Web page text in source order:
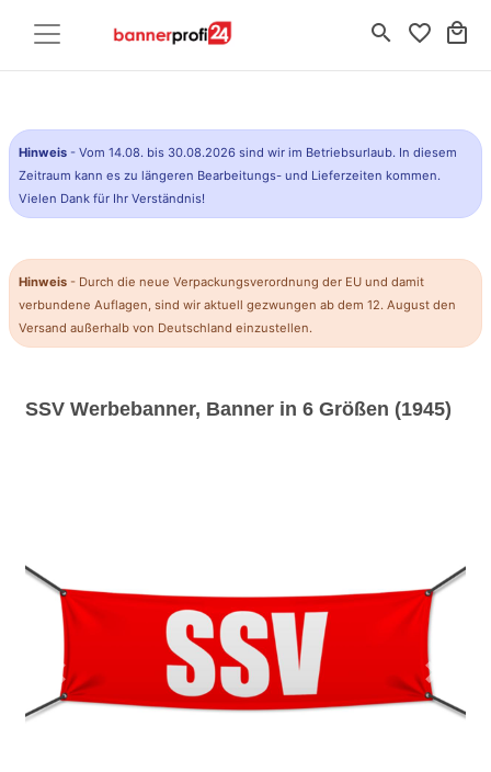
search favorite_border local_mall
Hinweis - Vom 14.08. bis 30.08.2026 sind wir im Betriebsurlaub. In diesem
Zeitraum kann es zu längeren Bearbeitungs- und Lieferzeiten kommen.
Vielen Dank für Ihr Verständnis!
Hinweis - Durch die neue Verpackungsverordnung der EU und damit
verbundene Auflagen, sind wir aktuell gezwungen ab dem 12. August den
Versand außerhalb von Deutschland einzustellen.
SSV Werbebanner, Banner in 6 Größen (1945)
Previous Next